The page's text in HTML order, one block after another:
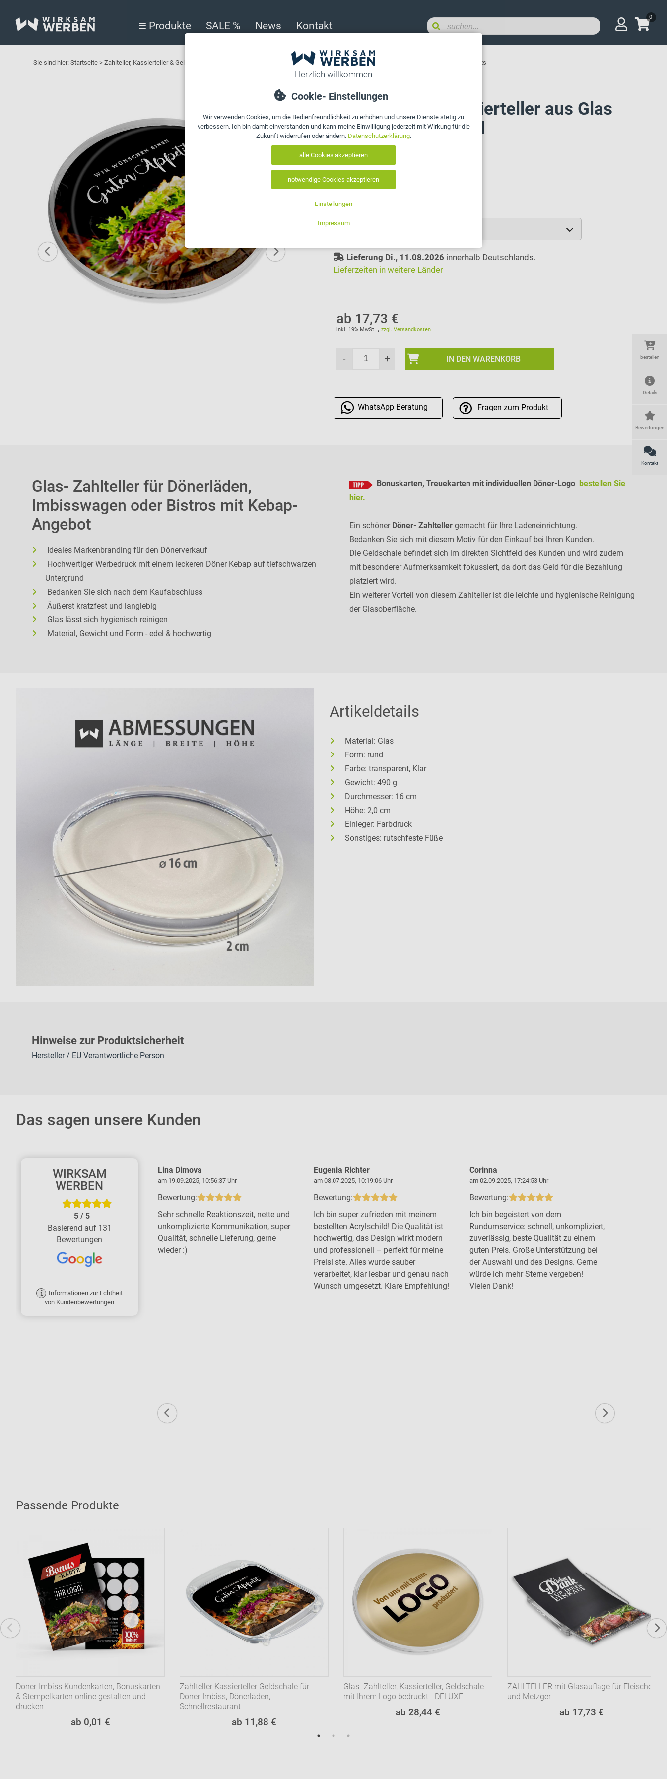
0
Produkte SALE % News Kontakt
Sie sind hier:Startseite >Zahlteller, Kassierteller & Geldschalen für Laden-Geschäfte ZAHLTELLER Kassierteller aus Glas für Dönerläden und Schnellrestaurants
ZAHLTELLER Kassierteller aus Glas
für Dönerläden und
Schnellrestaurants
Art. Nr.: 10071
0602343020709
Lieferung Di., 11.08.2026 innerhalb Deutschlands.
Lieferzeiten in weitere Länder
ab 17,73 €
inkl. 19% MwSt. ,zzgl. Versandkosten
- + IN DEN WARENKORB
WhatsApp Beratung Fragen zum Produkt
bestellen
Details
Bewertungen
Kontakt
Glas- Zahlteller für Dönerläden,
Imbisswagen oder Bistros mit Kebap-
Angebot
Ideales Markenbranding für den Dönerverkauf
Hochwertiger Werbedruck mit einem leckeren Döner Kebap auf tiefschwarzen
Untergrund
Bedanken Sie sich nach dem Kaufabschluss
Äußerst kratzfest und langlebig
Glas lässt sich hygienisch reinigen
Material, Gewicht und Form - edel & hochwertig
Bonuskarten, Treuekarten mit individuellen Döner-Logo bestellen Sie
hier.
Ein schöner Döner- Zahlteller gemacht für Ihre Ladeneinrichtung.
Bedanken Sie sich mit diesem Motiv für den Einkauf bei Ihren Kunden.
Die Geldschale befindet sich im direkten Sichtfeld des Kunden und wird zudem
mit besonderer Aufmerksamkeit fokussiert, da dort das Geld für die Bezahlung
platziert wird.
Ein weiterer Vorteil von diesem Zahlteller ist die leichte und hygienische Reinigung
der Glasoberfläche.
Artikeldetails
Material: Glas
Form: rund
Farbe: transparent, Klar
Gewicht: 490 g
Durchmesser: 16 cm
Höhe: 2,0 cm
Einleger: Farbdruck
Sonstiges: rutschfeste Füße
Hinweise zur Produktsicherheit
Hersteller / EU Verantwortliche Person
Das sagen unsere Kunden
WIRKSAM
WERBEN
5 / 5
Basierend auf 131
Bewertungen
Informationen zur Echtheit
von Kundenbewertungen
Kerstin Thiemicke
am 11.06.2026, 16:37:45 Uhr
Tolle Firma - große Kompetenz, schnell
und zuverlässig. Wir sind rundum
zufrieden. Ich empfehle die Firma ohne
Bedenken gern weiter.
Lina Dimova
am 19.09.2025, 10:56:37 Uhr
Bewertung:
Sehr schnelle Reaktionszeit, nette und
unkomplizierte Kommunikation, super
Qualität, schnelle Lieferung, gerne
wieder :)
Eugenia Richter
am 08.07.2025, 10:19:06 Uhr
Bewertung:
Ich bin super zufrieden mit meinem
bestellten Acrylschild! Die Qualität ist
hochwertig, das Design wirkt modern
und professionell – perfekt für meine
Preisliste. Alles wurde sauber
verarbeitet, klar lesbar und genau nach
Wunsch umgesetzt. Klare Empfehlung!
Corinna
am 02.09.2025, 17:24:53 Uhr
Bewertung:
Ich bin begeistert von dem
Rundumservice: schnell, unkompliziert,
zuverlässig, beste Qualität zu einem
guten Preis. Große Unterstützung bei
der Auswahl und des Designs. Gerne
würde ich mehr Sterne vergeben!
Vielen Dank!
Passende Produkte
Döner-Imbiss Kundenkarten, Bonuskarten
& Stempelkarten online gestalten und
drucken
ab 0,01 €
Zahlteller Kassierteller Geldschale für
Döner-Imbiss, Dönerläden,
Schnellrestaurant
ab 11,88 €
Glas- Zahlteller, Kassierteller, Geldschale
mit Ihrem Logo bedruckt - DELUXE
ab 28,44 €
ZAHLTELLER mit Glasauflage für Fleischer
und Metzger
ab 17,73 €